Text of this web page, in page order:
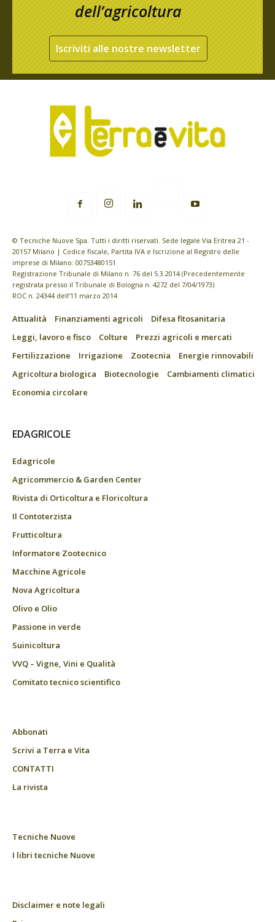
dell’agricoltura
Iscriviti alle nostre newsletter
© Tecniche Nuove Spa. Tutti i diritti riservati. Sede legale Via Eritrea 21 -
20157 Milano | Codice fiscale, Partita IVA e Iscrizione al Registro delle
imprese di Milano: 00753480151
Registrazione Tribunale di Milano n. 76 del 5.3.2014 (Precedentemente
registrata presso il Tribunale di Bologna n. 4272 del 7/04/1973)
ROC n. 24344 dell’11 marzo 2014
Attualità Finanziamenti agricoli
Difesa fitosanitaria
Leggi, lavoro e fisco
Colture
Prezzi agricoli e mercati
Fertilizzazione
Irrigazione Zootecnia
Energie rinnovabili
Agricoltura biologica
Biotecnologie
Cambiamenti climatici
Economia circolare
EDAGRICOLE
Edagricole
Agricommercio & Garden Center
Rivista di Orticoltura e Floricoltura
Il Contoterzista
Frutticoltura
Informatore Zootecnico
Macchine Agricole
Nova Agricoltura
Olivo e Olio
Passione in verde
Suinicoltura
VVQ – Vigne, Vini e Qualità
Comitato tecnico scientifico
Abbonati
Scrivi a Terra e Vita
CONTATTI
La rivista
Tecniche Nuove
I libri tecniche Nuove
Disclaimer e note legali